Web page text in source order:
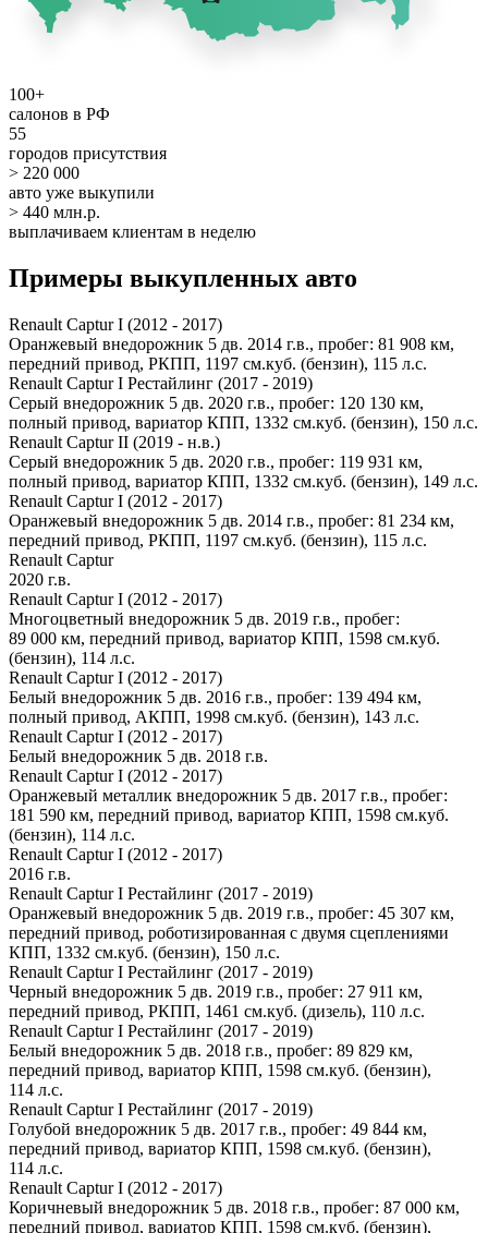
100+
салонов в РФ
55
городов присутствия
> 220 000
авто уже выкупили
> 440 млн.р.
выплачиваем клиентам в неделю
Примеры выкупленных авто
Renault Captur I (2012 - 2017)
Оранжевый внедорожник 5 дв. 2014 г.в., пробег: 81 908 км,
передний привод, РКПП, 1197 см.куб. (бензин), 115 л.с.
Renault Captur I Рестайлинг (2017 - 2019)
Серый внедорожник 5 дв. 2020 г.в., пробег: 120 130 км,
полный привод, вариатор КПП, 1332 см.куб. (бензин), 150 л.с.
Renault Captur II (2019 - н.в.)
Серый внедорожник 5 дв. 2020 г.в., пробег: 119 931 км,
полный привод, вариатор КПП, 1332 см.куб. (бензин), 149 л.с.
Renault Captur I (2012 - 2017)
Оранжевый внедорожник 5 дв. 2014 г.в., пробег: 81 234 км,
передний привод, РКПП, 1197 см.куб. (бензин), 115 л.с.
Renault Captur
2020 г.в.
Renault Captur I (2012 - 2017)
Многоцветный внедорожник 5 дв. 2019 г.в., пробег:
89 000 км, передний привод, вариатор КПП, 1598 см.куб.
(бензин), 114 л.с.
Renault Captur I (2012 - 2017)
Белый внедорожник 5 дв. 2016 г.в., пробег: 139 494 км,
полный привод, АКПП, 1998 см.куб. (бензин), 143 л.с.
Renault Captur I (2012 - 2017)
Белый внедорожник 5 дв. 2018 г.в.
Renault Captur I (2012 - 2017)
Оранжевый металлик внедорожник 5 дв. 2017 г.в., пробег:
181 590 км, передний привод, вариатор КПП, 1598 см.куб.
(бензин), 114 л.с.
Renault Captur I (2012 - 2017)
2016 г.в.
Renault Captur I Рестайлинг (2017 - 2019)
Оранжевый внедорожник 5 дв. 2019 г.в., пробег: 45 307 км,
передний привод, роботизированная с двумя сцеплениями
КПП, 1332 см.куб. (бензин), 150 л.с.
Renault Captur I Рестайлинг (2017 - 2019)
Черный внедорожник 5 дв. 2019 г.в., пробег: 27 911 км,
передний привод, РКПП, 1461 см.куб. (дизель), 110 л.с.
Renault Captur I Рестайлинг (2017 - 2019)
Белый внедорожник 5 дв. 2018 г.в., пробег: 89 829 км,
передний привод, вариатор КПП, 1598 см.куб. (бензин),
114 л.с.
Renault Captur I Рестайлинг (2017 - 2019)
Голубой внедорожник 5 дв. 2017 г.в., пробег: 49 844 км,
передний привод, вариатор КПП, 1598 см.куб. (бензин),
114 л.с.
Renault Captur I (2012 - 2017)
Коричневый внедорожник 5 дв. 2018 г.в., пробег: 87 000 км,
передний привод, вариатор КПП, 1598 см.куб. (бензин),